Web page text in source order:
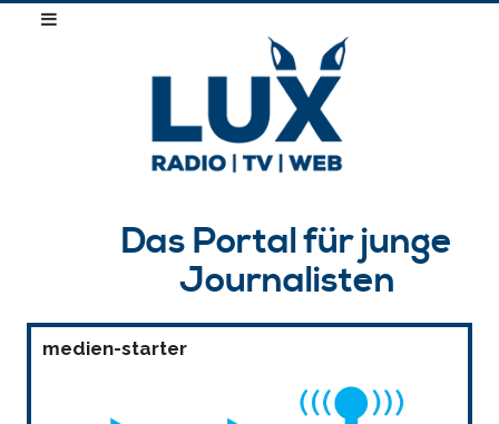
Das Portal für junge
Journalisten
medien-starter